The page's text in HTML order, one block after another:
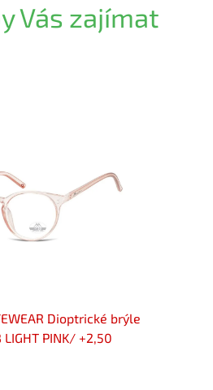
Vás zajímat
Dioptrické brýle
LIGHT PINK/ +2,50